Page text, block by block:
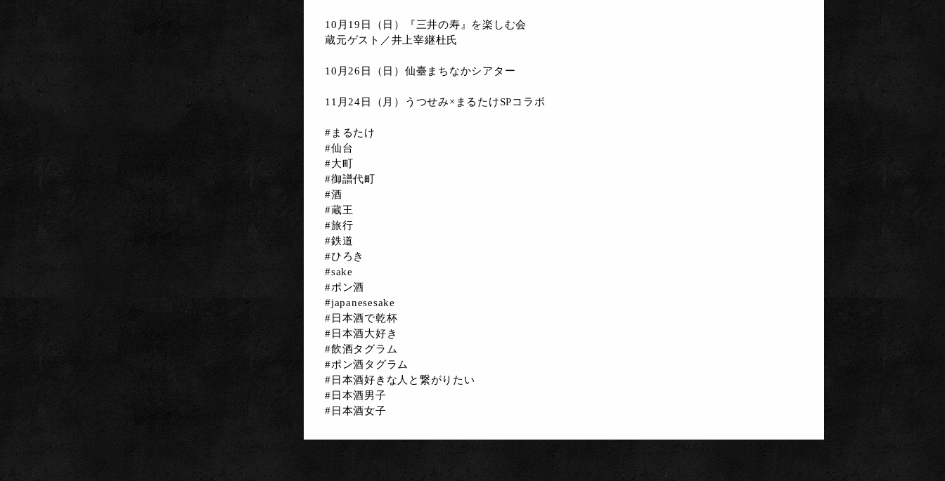
10月19日（日）『三井の寿』を楽しむ会
蔵元ゲスト／井上宰継杜氏
10月26日（日）仙臺まちなかシアター
11月24日（月）うつせみ×まるたけSPコラボ
#まるたけ
#仙台
#大町
#御譜代町
#酒
#蔵王
#旅行
#鉄道
#ひろき
#sake
#ポン酒
#japanesesake
#日本酒で乾杯
#日本酒大好き
#飲酒タグラム
#ポン酒タグラム
#日本酒好きな人と繋がりたい
#日本酒男子
#日本酒女子